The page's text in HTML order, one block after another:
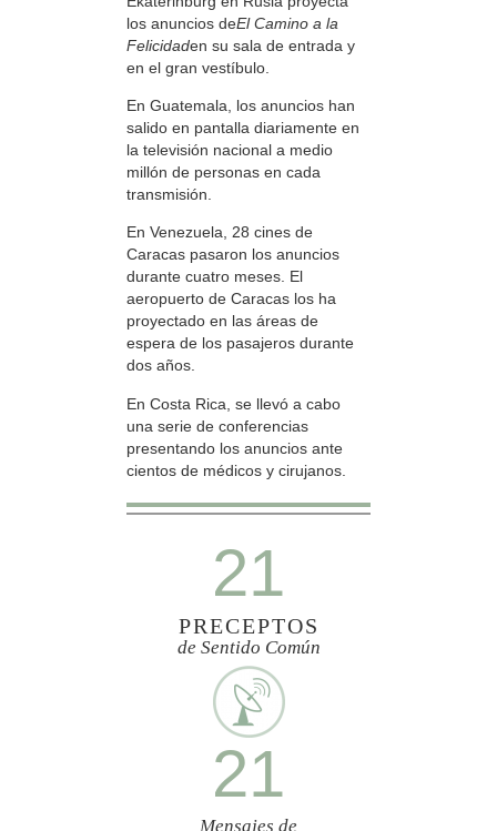
los anuncios deEl Camino a la
Felicidaden su sala de entrada y
en el gran vestíbulo.
En Guatemala, los anuncios han
salido en pantalla diariamente en
la televisión nacional a medio
millón de personas en cada
transmisión.
En Venezuela, 28 cines de
Caracas pasaron los anuncios
durante cuatro meses. El
aeropuerto de Caracas los ha
proyectado en las áreas de
espera de los pasajeros durante
dos años.
En Costa Rica, se llevó a cabo
una serie de conferencias
presentando los anuncios ante
cientos de médicos y cirujanos.
21
PRECEPTOS
de Sentido Común
21
Mensajes de